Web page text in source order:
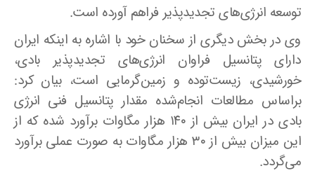
توسعه انرژی‌های تجدیدپذیر فراهم آورده است.
وی در بخش دیگری از سخنان خود با اشاره به اینکه ایران
دارای پتانسیل فراوان انرژی‌های تجدیدپذیر بادی،
خورشیدی، زیست‌توده و زمین‌گرمایی است، بیان کرد:
براساس مطالعات انجام‌شده مقدار پتانسیل فنی انرژی
بادی در ایران بیش از ۱۴۰ هزار مگاوات برآورد شده که از
این میزان بیش از ۳۰ هزار مگاوات به‌ صورت عملی برآورد
می‌گردد.